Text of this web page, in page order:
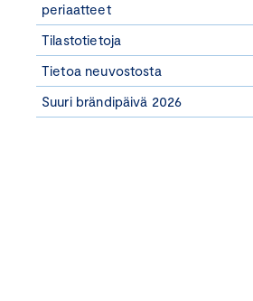
periaatteet
Tilastotietoja
Tietoa neuvostosta
Suuri brändipäivä 2026